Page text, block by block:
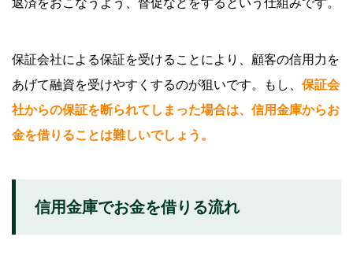
保証会社による保証を受けることにより、顧客の信用力を
あげて融資を受けやすくするのが狙いです。もし、 保証会
社からの保証を断られてしまった場合は、信用金庫からお
金を借りることは難しいでしょう。
信用金庫でお金を借りる流れ